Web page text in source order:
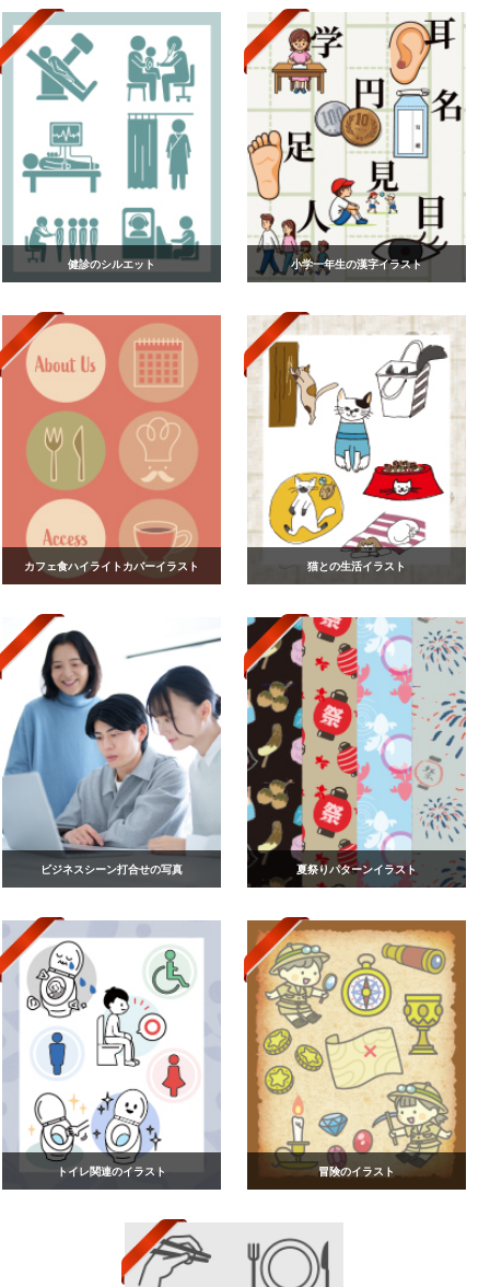
健診のシルエット 小学一年生の漢字イラスト
カフェ食ハイライトカバーイラスト 猫との生活イラスト
ビジネスシーン打合せの写真 夏祭りパターンイラスト
トイレ関連のイラスト 冒険のイラスト